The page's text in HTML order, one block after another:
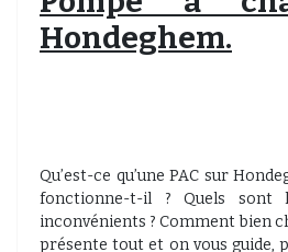
Hondeghem.
Qu’est-ce qu’une PAC sur
fonctionne-t-il ? Quels sont
inconvénients ? Comment bien
présente tout et on vous guide,